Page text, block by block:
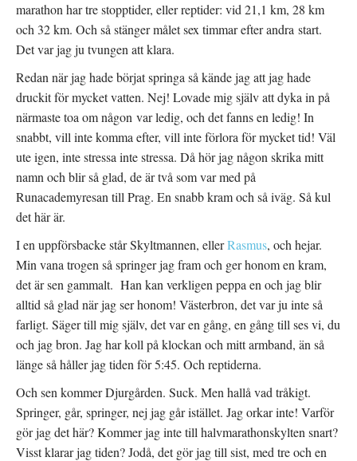
marathon har tre stopptider, eller reptider: vid 21,1 km, 28 km
och 32 km. Och så stänger målet sex timmar efter andra start.
Det var jag ju tvungen att klara.
Redan när jag hade börjat springa så kände jag att jag hade
druckit för mycket vatten. Nej! Lovade mig själv att dyka in på
närmaste toa om någon var ledig, och det fanns en ledig! In
snabbt, vill inte komma efter, vill inte förlora för mycket tid! Väl
ute igen, inte stressa inte stressa. Då hör jag någon skrika mitt
namn och blir så glad, de är två som var med på
Runacademyresan till Prag. En snabb kram och så iväg. Så kul
det här är.
I en uppförsbacke står Skyltmannen, ellerRasmus, och hejar.
Min vana trogen så springer jag fram och ger honom en kram,
det är sen gammalt. Han kan verkligen peppa en och jag blir
alltid så glad när jag ser honom! Västerbron, det var ju inte så
farligt. Säger till mig själv, det var en gång, en gång till ses vi, du
och jag bron. Jag har koll på klockan och mitt armband, än så
länge så håller jag tiden för 5:45. Och reptiderna.
Och sen kommer Djurgården. Suck. Men hallå vad tråkigt.
Springer, går, springer, nej jag går istället. Jag orkar inte! Varför
gör jag det här? Kommer jag inte till halvmarathonskylten snart?
Visst klarar jag tiden? Jodå, det gör jag till sist, med tre och en